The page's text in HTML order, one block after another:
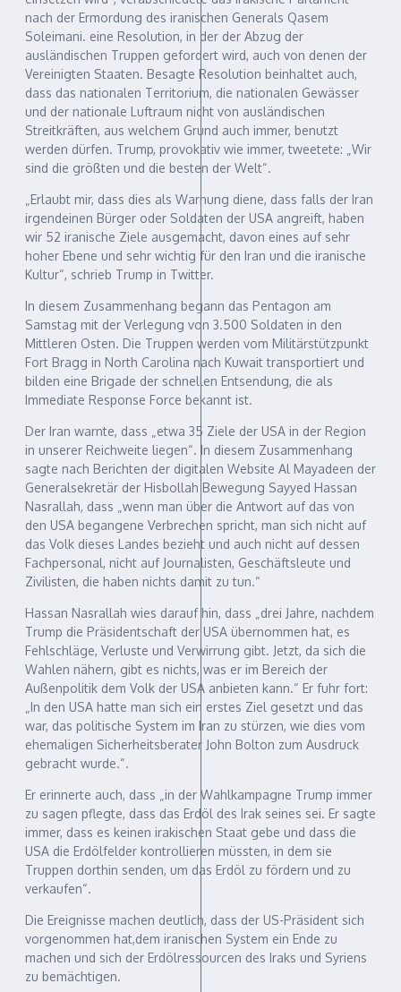
nach der Ermordung des iranischen Generals Qasem
Soleimani. eine Resolution, in der der Abzug der
ausländischen Truppen gefordert wird, auch von denen der
Vereinigten Staaten. Besagte Resolution beinhaltet auch,
dass das nationalen Territorium, die nationalen Gewässer
und der nationale Luftraum nicht von ausländischen
Streitkräften, aus welchem Grund auch immer, benutzt
werden dürfen. Trump, provokativ wie immer, tweetete: „Wir
sind die größten und die besten der Welt“.
„Erlaubt mir, dass dies als Warnung diene, dass falls der Iran
irgendeinen Bürger oder Soldaten der USA angreift, haben
wir 52 iranische Ziele ausgemacht, davon eines auf sehr
hoher Ebene und sehr wichtig für den Iran und die iranische
Kultur“, schrieb Trump in Twitter.
In diesem Zusammenhang begann das Pentagon am
Samstag mit der Verlegung von 3.500 Soldaten in den
Mittleren Osten. Die Truppen werden vom Militärstützpunkt
Fort Bragg in North Carolina nach Kuwait transportiert und
bilden eine Brigade der schnellen Entsendung, die als
Immediate Response Force bekannt ist.
Der Iran warnte, dass „etwa 35 Ziele der USA in der Region
in unserer Reichweite liegen“. In diesem Zusammenhang
sagte nach Berichten der digitalen Website Al Mayadeen der
Generalsekretär der Hisbollah Bewegung Sayyed Hassan
Nasrallah, dass „wenn man über die Antwort auf das von
den USA begangene Verbrechen spricht, man sich nicht auf
das Volk dieses Landes bezieht und auch nicht auf dessen
Fachpersonal, nicht auf Journalisten, Geschäftsleute und
Zivilisten, die haben nichts damit zu tun.“
Hassan Nasrallah wies darauf hin, dass „drei Jahre, nachdem
Trump die Präsidentschaft der USA übernommen hat, es
Fehlschläge, Verluste und Verwirrung gibt. Jetzt, da sich die
Wahlen nähern, gibt es nichts, was er im Bereich der
Außenpolitik dem Volk der USA anbieten kann.“ Er fuhr fort:
„In den USA hatte man sich ein erstes Ziel gesetzt und das
war, das politische System im Iran zu stürzen, wie dies vom
ehemaligen Sicherheitsberater John Bolton zum Ausdruck
gebracht wurde.“.
Er erinnerte auch, dass „in der Wahlkampagne Trump immer
zu sagen pflegte, dass das Erdöl des Irak seines sei. Er sagte
immer, dass es keinen irakischen Staat gebe und dass die
USA die Erdölfelder kontrollieren müssten, in dem sie
Truppen dorthin senden, um das Erdöl zu fördern und zu
verkaufen“.
Die Ereignisse machen deutlich, dass der US-Präsident sich
vorgenommen hat,dem iranischen System ein Ende zu
machen und sich der Erdölressourcen des Iraks und Syriens
zu bemächtigen.